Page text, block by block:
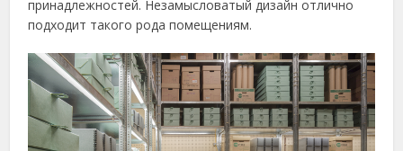
принадлежностей. Незамысловатый дизайн отлично
подходит такого рода помещениям.